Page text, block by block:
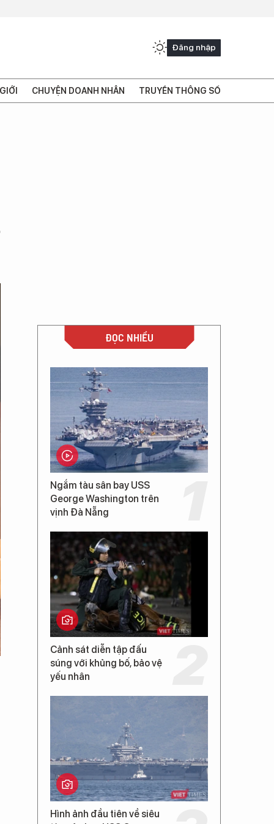
Đăng nhập
CHUYỆN DOANH NHÂN TRUYỀN THÔNG SỐ
ĐỌC NHIỀU
Ngắm tàu sân bay USS
George Washington trên
vịnh Đà Nẵng
Cảnh sát diễn tập đấu
súng với khủng bố, bảo vệ
yếu nhân
Hình ảnh đầu tiên về siêu